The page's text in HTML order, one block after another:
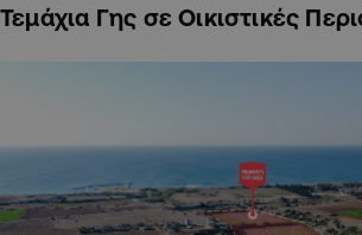
Τεμάχια Γης σε Οικιστικές